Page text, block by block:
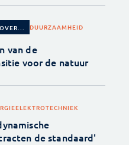
DUURZAAMHEID
van de
voor de natuur
ELEKTROTECHNIEK
de standaard'